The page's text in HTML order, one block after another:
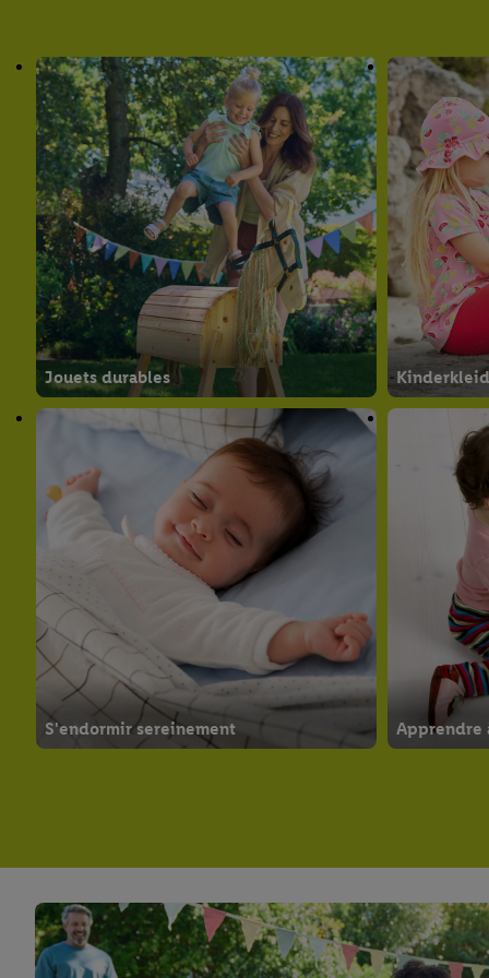
Jouets durables
S'endormir sereinement Apprendre